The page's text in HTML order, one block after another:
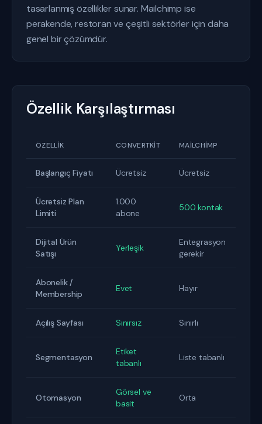
tasarlanmış özellikler sunar. Mailchimp ise
perakende, restoran ve çeşitli sektörler için daha
genel bir çözümdür.
Özellik Karşılaştırması
ÖZELLIK CONVERTKIT MAILCHIMP
Başlangıç Fiyatı Ücretsiz Ücretsiz
Ücretsiz Plan
Limiti
1.000
abone
500 kontak
Dijital Ürün
Satışı
Yerleşik
Entegrasyon
gerekir
Abonelik /
Membership
Evet Hayır
Açılış Sayfası Sınırsız Sınırlı
Segmentasyon
Etiket
tabanlı
Liste tabanlı
Otomasyon
Görsel ve
basit
Orta